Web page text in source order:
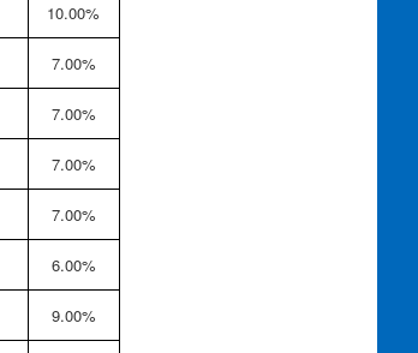
10.00%
7.00%
7.00%
7.00%
7.00%
6.00%
9.00%